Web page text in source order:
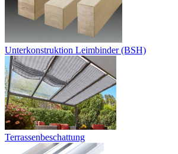
Unterkonstruktion Leimbinder (BSH)
Terrassenbeschattung